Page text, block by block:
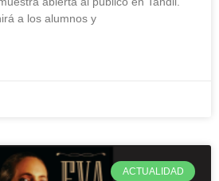
a los alumnos y
ACTUALIDAD